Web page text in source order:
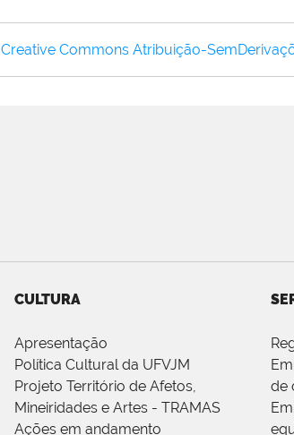
Creative Commons Atribuição-
CULTURA
Apresentação
Política Cultural da UFVJM
Projeto Território de Afetos,
Mineiridades e Artes - TRAMAS
Ações em andamento
de